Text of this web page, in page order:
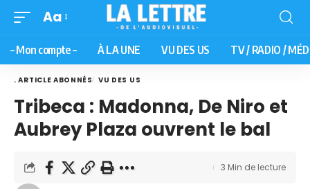
Aa
– Mon compte – À LA UNE VU DES US TV / RADIO /
. ARTICLE ABONNÉS VU DES US
Tribeca : Madonna, De Niro et
Aubrey Plaza ouvrent le bal
3 Min de lecture